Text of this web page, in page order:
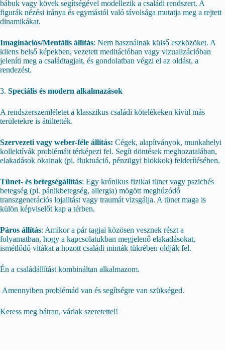
bábuk vagy kövek segítségével modellezik a családi rendszert. A
figurák nézési iránya és egymástól való távolsága mutatja meg a rejtett
dinamikákat.
Imaginációs/Mentális állítás: Nem használnak külső eszközöket. A
kliens belső képekben, vezetett meditációban vagy vizualizációban
jeleníti meg a családtagjait, és gondolatban végzi el az oldást, a
rendezést.
3. Speciális és modern alkalmazások
A rendszerszemléletet a klasszikus családi kötelékeken kívül más
területekre is átültették.
Szervezeti vagy weber-féle állítás: Cégek, alapítványok, munkahelyi
kollektívák problémáit térképezi fel. Segít döntések meghozatalában,
elakadások okainak (pl. fluktuáció, pénzügyi blokkok) felderítésében.
Tünet- és betegségállítás: Egy krónikus fizikai tünet vagy pszichés
betegség (pl. pánikbetegség, allergia) mögött meghúzódó
transzgenerációs lojalitást vagy traumát vizsgálja. A tünet maga is
külön képviselőt kap a térben.
Páros állítás: Amikor a pár tagjai közösen vesznek részt a
folyamatban, hogy a kapcsolatukban megjelenő elakadásokat,
ismétlődő vitákat a hozott családi minták tükrében oldják fel.
Én a családállítást kombináltan alkalmazom.
Amennyiben problémád van és segítségre van szükséged.
Keress meg bátran, várlak szeretettel!